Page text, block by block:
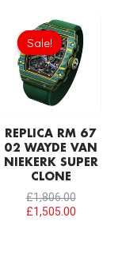
Sale!
Sale!
REPLICA RM 67
02 WAYDE VAN
NIEKERK SUPER
CLONE
£1,806.00
price
was:
£1,806.00.
£1,505.00
price
is:
£1,505.00.